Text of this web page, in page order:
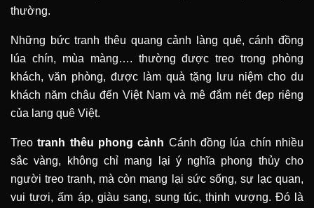
thường.
Những bức tranh thêu quang cảnh làng quê, cánh đồng
lúa chín, mùa màng…. thường được treo trong phòng
khách, văn phòng, được làm quà tặng lưu niệm cho du
khách năm châu đến Việt Nam và mê đắm nét đẹp riêng
của lang quê Việt.
Treotranh thêu phong cảnh Cánh đồng lúa chín nhiều
sắc vàng, không chỉ mang lại ý nghĩa phong thủy cho
người treo tranh, mà còn mang lại sức sống, sự lạc quan,
vui tươi, ấm áp, giàu sang, sung túc, thịnh vượng. Đó là